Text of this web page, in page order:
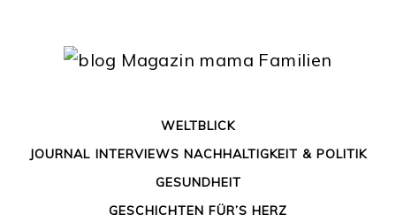
WELTBLICK
JOURNAL INTERVIEWS NACHHALTIGKEIT & POLITIK
GESUNDHEIT
GESCHICHTEN FÜR’S HERZ